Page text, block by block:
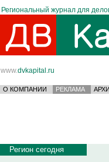
Региональный журнал для
www.dvkapital.ru
О КОМПАНИИ РЕКЛАМА
Регион сегодня